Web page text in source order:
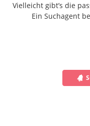
Vielleicht gibt’s die
Ein Suchagent